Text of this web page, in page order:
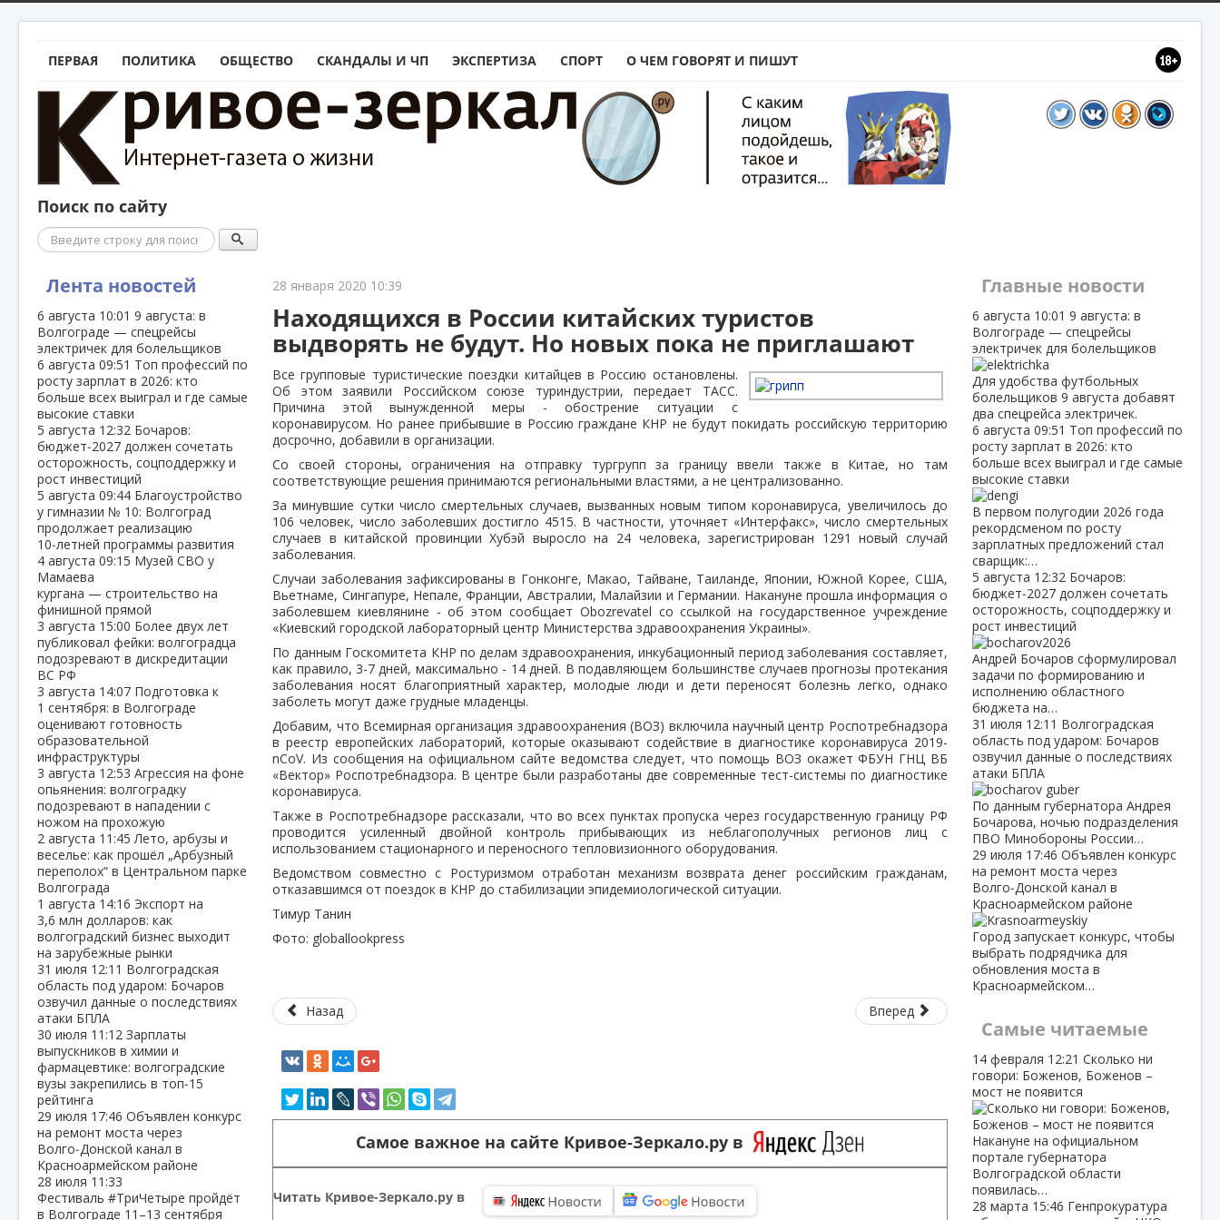
ПЕРВАЯ ПОЛИТИКА ОБЩЕСТВО СКАНДАЛЫ И ЧП ЭКСПЕРТИЗА СПОРТ О ЧЕМ ГОВОРЯТ И ПИШУТ
Поиск по сайту
Поиск
Лента новостей
6 августа 10:01 9 августа: в
Волгограде — спецрейсы
электричек для болельщиков
6 августа 09:51 Топ профессий по
росту зарплат в 2026: кто
больше всех выиграл и где самые
высокие ставки
5 августа 12:32 Бочаров:
бюджет‑2027 должен сочетать
осторожность, соцподдержку и
рост инвестиций
5 августа 09:44 Благоустройство
у гимназии № 10: Волгоград
продолжает реализацию
10‑летней программы развития
4 августа 09:15 Музей СВО у
Мамаева
кургана — строительство на
финишной прямой
3 августа 15:00 Более двух лет
публиковал фейки: волгоградца
подозревают в дискредитации
ВС РФ
3 августа 14:07 Подготовка к
1 сентября: в Волгограде
оценивают готовность
образовательной
инфраструктуры
3 августа 12:53 Агрессия на фоне
опьянения: волгоградку
подозревают в нападении с
ножом на прохожую
2 августа 11:45Лето, арбузы и
веселье: как прошёл „Арбузный
переполох“ в Центральном парке
Волгограда
1 августа 14:16 Экспорт на
3,6 млн долларов: как
волгоградский бизнес выходит
на зарубежные рынки
31 июля 12:11 Волгоградская
область под ударом: Бочаров
озвучил данные о последствиях
атаки БПЛА
30 июля 11:12 Зарплаты
выпускников в химии и
фармацевтике: волгоградские
вузы закрепились в топ‑15
рейтинга
29 июля 17:46 Объявлен конкурс
на ремонт моста через
Волго‑Донской канал в
Красноармейском районе
28 июля 11:33
Фестиваль #ТриЧетыре пройдёт
в Волгограде 11–13 сентября
28 января 2020 10:39
Находящихся в России китайских туристов
выдворять не будут. Но новых пока не приглашают
Все групповые туристические поездки китайцев в Россию остановлены.
Об этом заявили Российском союзе туриндустрии, передает ТАСС.
Причина этой вынужденной меры - обострение ситуации с
коронавирусом. Но ранее прибывшие в Россию граждане КНР не будут покидать российскую территорию
досрочно, добавили в организации.
Со своей стороны, ограничения на отправку тургрупп за границу ввели также в Китае, но там
соответствующие решения принимаются региональными властями, а не централизованно.
За минувшие сутки число смертельных случаев, вызванных новым типом коронавируса, увеличилось до
106 человек, число заболевших достигло 4515. В частности, уточняет «Интерфакс», число смертельных
случаев в китайской провинции Хубэй выросло на 24 человека, зарегистрирован 1291 новый случай
заболевания.
Случаи заболевания зафиксированы в Гонконге, Макао, Тайване, Таиланде, Японии, Южной Корее, США,
Вьетнаме, Сингапуре, Непале, Франции, Австралии, Малайзии и Германии. Накануне прошла информация о
заболевшем киевлянине - об этом сообщает Obozrevatel со ссылкой на государственное учреждение
«Киевский городской лабораторный центр Министерства здравоохранения Украины».
По данным Госкомитета КНР по делам здравоохранения, инкубационный период заболевания составляет,
как правило, 3-7 дней, максимально - 14 дней. В подавляющем большинстве случаев прогнозы протекания
заболевания носят благоприятный характер, молодые люди и дети переносят болезнь легко, однако
заболеть могут даже грудные младенцы.
Добавим, что Всемирная организация здравоохранения (ВОЗ) включила научный центр Роспотребнадзора
в реестр европейских лабораторий, которые оказывают содействие в диагностике коронавируса 2019-
nCoV. Из сообщения на официальном сайте ведомства следует, что помощь ВОЗ окажет ФБУН ГНЦ ВБ
«Вектор» Роспотребнадзора. В центре были разработаны две современные тест-системы по диагностике
коронавируса.
Также в Роспотребнадзоре рассказали, что во всех пунктах пропуска через государственную границу РФ
проводится усиленный двойной контроль прибывающих из неблагополучных регионов лиц с
использованием стационарного и переносного тепловизионного оборудования.
Ведомством совместно с Ростуризмом отработан механизм возврата денег российским гражданам,
отказавшимся от поездок в КНР до стабилизации эпидемиологической ситуации.
Тимур Танин
Фото: globallookpress
Назад Вперед
Самое важное на сайте Кривое-Зеркало.ру в
Читать Кривое-Зеркало.ру в
Главные новости
6 августа 10:01 9 августа: в
Волгограде — спецрейсы
электричек для болельщиков
Для удобства футбольных
болельщиков 9 августа добавят
два спецрейса электричек.
6 августа 09:51 Топ профессий по
росту зарплат в 2026: кто
больше всех выиграл и где самые
высокие ставки
В первом полугодии 2026 года
рекордсменом по росту
зарплатных предложений стал
сварщик:…
5 августа 12:32 Бочаров:
бюджет‑2027 должен сочетать
осторожность, соцподдержку и
рост инвестиций
Андрей Бочаров сформулировал
задачи по формированию и
исполнению областного
бюджета на…
31 июля 12:11 Волгоградская
область под ударом: Бочаров
озвучил данные о последствиях
атаки БПЛА
По данным губернатора Андрея
Бочарова, ночью подразделения
ПВО Минобороны России…
29 июля 17:46 Объявлен конкурс
на ремонт моста через
Волго‑Донской канал в
Красноармейском районе
Город запускает конкурс, чтобы
выбрать подрядчика для
обновления моста в
Красноармейском…
Самые читаемые
14 февраля 12:21 Сколько ни
говори: Боженов, Боженов –
мост не появится
Накануне на официальном
портале губернатора
Волгоградской области
появилась…
28 марта 15:46 Генпрокуратура